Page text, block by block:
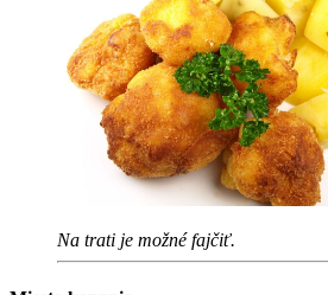
Na trati je možné fajčiť.